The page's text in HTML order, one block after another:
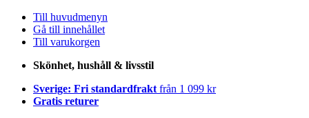
Till huvudmenyn
Gå till innehållet
Till varukorgen
Skönhet, hushåll & livsstil
Sverige: Fri standardfrakt från 1 099 kr
Gratis returer